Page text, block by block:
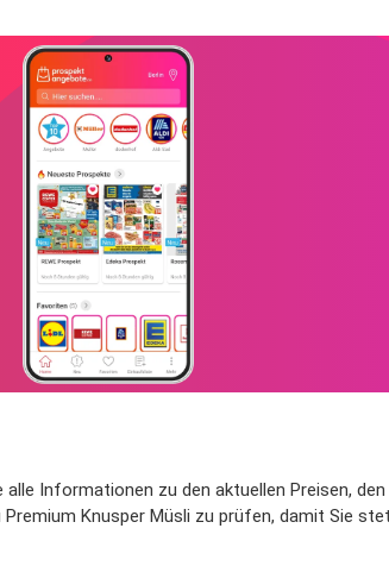
Informationen zu den aktuellen Preisen, den
Knusper Müsli zu prüfen, damit Sie